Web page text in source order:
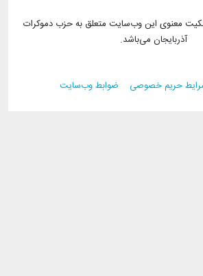
معنوی این وب‌سایت متعلق به حزب دموکرات
آذربایجان می‌باشد.
حریم خصوصی ضوابط وب‌سایت